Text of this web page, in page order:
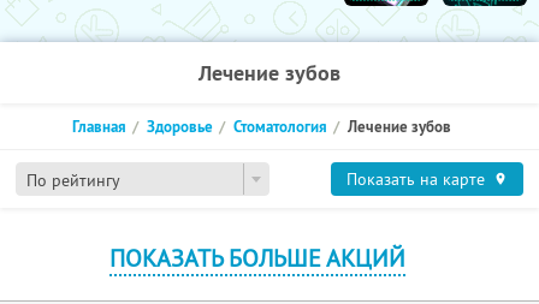
Лечение зубов
По рейтингу
Главная Здоровье Стоматология Лечение зубов
Показать на карте
ПОКАЗАТЬ БОЛЬШЕ АКЦИЙ